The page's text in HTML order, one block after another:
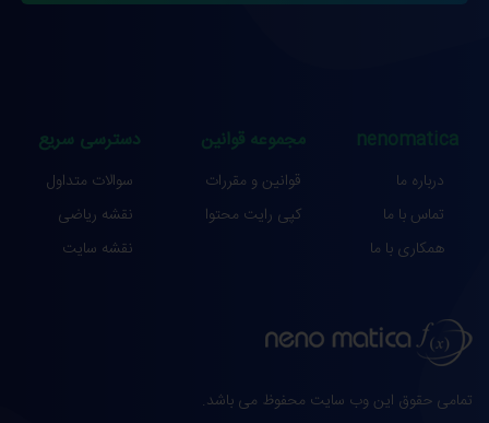
تمامی حقوق این وب سایت محفوظ می باشد.
nenomatica
درباره ما
تماس با ما
همکاری با ما
مجموعه قوانین
قوانین و مقررات
کپی رایت محتوا
دسترسی سریع
سوالات متداول
نقشه ریاضی
نقشه سایت